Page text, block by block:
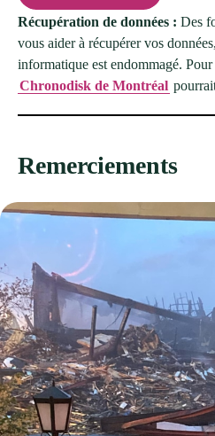
Récupération de données : Des
vous aider à récupérer vos
informatique est endommagé. Pour
Chronodisk de Montréal
Remerciements